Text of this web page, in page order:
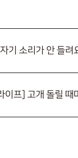
기 소리가 안 들
이프] 고개 돌릴